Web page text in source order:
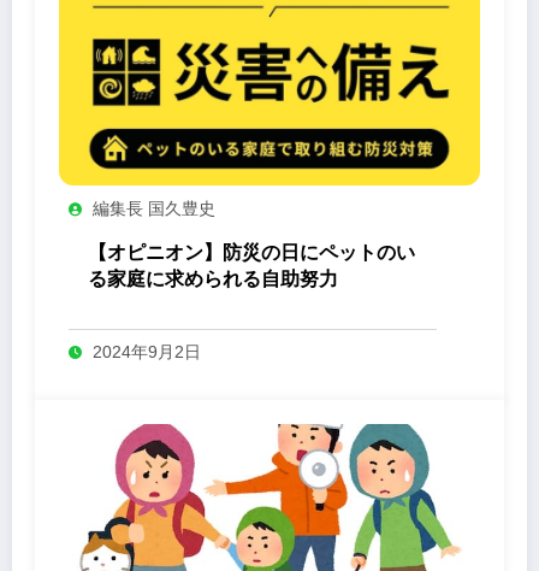
編集長 国久豊史
【オピニオン】防災の日にペットのい
る家庭に求められる自助努力
2024年9月2日